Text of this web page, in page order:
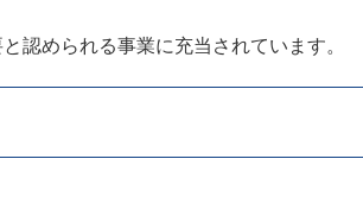
認められる事業に充当されています。